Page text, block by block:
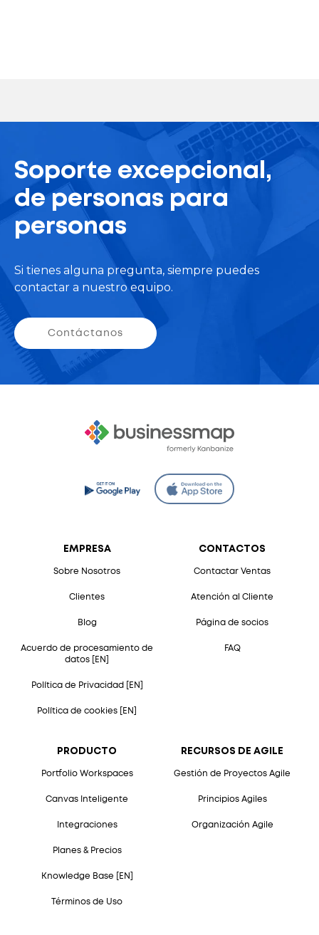
Soporte excepcional,
de personas para
personas
Si tienes alguna pregunta, siempre puedes
contactar a nuestro equipo.
Contáctanos
EMPRESA
Sobre Nosotros
Clientes
Blog
Acuerdo de procesamiento de
datos [EN]
Política de Privacidad [EN]
Política de cookies [EN]
PRODUCTO
Portfolio Workspaces
Canvas Inteligente
Integraciones
Planes & Precios
Knowledge Base [EN]
Términos de Uso
RECURSOS DE AGILE
Gestión de Proyectos Agile
Principios Agiles
Organización Agile
CONTACTOS
Contactar Ventas
Atención al Cliente
Página de socios
FAQ